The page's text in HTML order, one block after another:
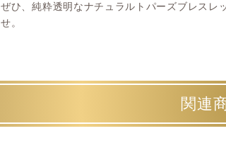
ぜひ、純粋透明なナチュラルトパーズブレスレ
せ。
関連